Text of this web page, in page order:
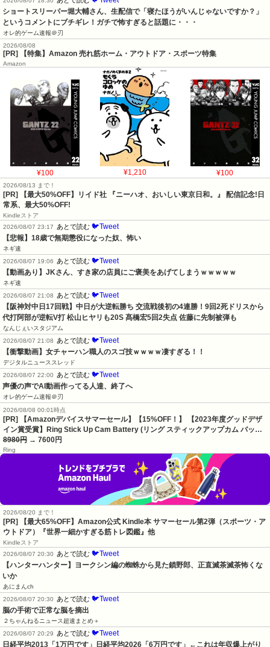
ショートスリーパー堀大輔さん、生配信で「寝たほうがいんじゃないですか？」
というコメントにブチギレ！ガチで怖すぎると話題に・・・
オレ的ゲーム速報＠刃
2026/08/08
[PR] 【特集】Amazon 売れ筋ホーム・アウトドア・スポーツ特集
Amazon
¥100 ¥1,210 ¥100
2026/08/13 まで！
[PR] 【最大50%OFF】リイド社 『ニーハオ、おいしい東京日和。』 配信記念!日
常系、最大50%OFF!
Kindleストア
2026/08/07 23:17
あとで読む 🐦Tweet
【悲報】18歳で無期懲役になった奴、怖い
ネギ速
2026/08/07 19:06
あとで読む 🐦Tweet
【動画あり】JKさん、すき家の店員にご褒美をあげてしまうｗｗｗｗｗ
ネギ速
2026/08/07 21:08
あとで読む 🐦Tweet
【阪神対中日17回戦】中日が大逆転勝ち 交流戦後初の4連勝！9回2死ドリスから
代打阿部が逆転V打 松山ヒヤリも20S 髙橋宏5回2失点 佐藤に先制被弾も
なんじぇいスタジアム
2026/08/07 21:08
あとで読む 🐦Tweet
【衝撃動画】女チャーハン職人のスゴ技ｗｗｗｗ凄すぎる！！
デジタルニューススレッド
2026/08/07 22:00
あとで読む 🐦Tweet
声優の声でAI動画作ってる人達、終了へ
オレ的ゲーム速報＠刃
2026/08/08 00:01時点
[PR] 【Amazonデバイスサマーセール】【15%OFF！】 【2023年度グッドデザ
イン賞受賞】Ring Stick Up Cam Battery (リング スティックアップカム バッ…
8980円 → 7600円
Ring
2026/08/20 まで！
[PR]
【最大65%OFF】Amazon公式 Kindle本 サマーセール第2弾（スポーツ・ア
ウトドア）『世界一細かすぎる筋トレ図鑑』他
Kindleストア
2026/08/07 20:30
あとで読む 🐦Tweet
【ハンターハンター】ヨークシン編の蜘蛛から見た鎖野郎、正直滅茶滅茶怖くな
いか
あにまんch
2026/08/07 20:30
あとで読む 🐦Tweet
脳の手術で正常な脳を摘出
２ちゃんねるニュース超速まとめ＋
2026/08/07 20:29
あとで読む 🐦Tweet
日経平均2013「1万円です」日経平均2026「6万円です」←これは年収爆上がり